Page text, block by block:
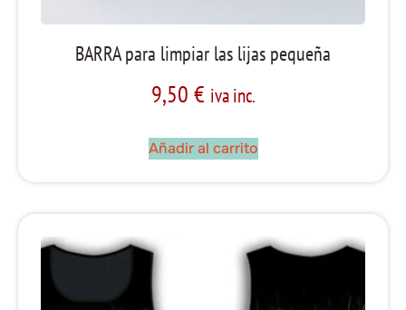
BARRA para limpiar las lijas pequeña
9,50 € iva inc.
Añadir al carrito